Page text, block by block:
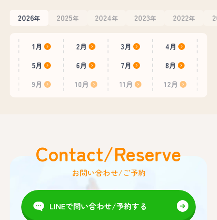
2026年 2025年 2024年 2023年 2022年
1月 2月 3月
4月
5月
6月 7月
8月
9月
10月 11月 12月
Contact/Reserve
お問い合わせ/ご予約
LINEで問い合わせ/予約する